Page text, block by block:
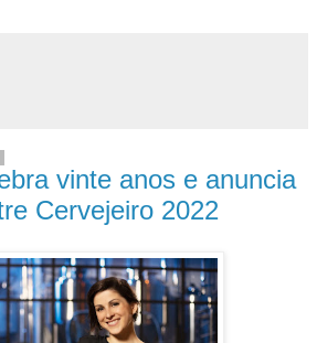
vinte anos e anuncia
Cervejeiro 2022